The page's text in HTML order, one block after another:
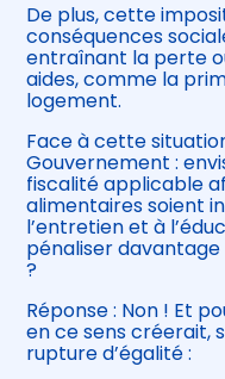
De plus, cette
conséquences
entraînant la perte
aides, comme la
logement.
Face à cette
Gouvernement :
fiscalité applicable
alimentaires soient
l’entretien et à
pénaliser
?
Réponse : Non ! Et
en ce sens créerait,
rupture d’égalité :